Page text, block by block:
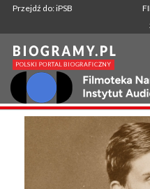
Przejdź do: iPSB